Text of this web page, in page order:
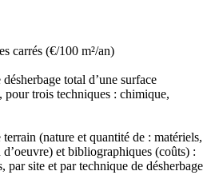
carrés (€/100 m²/an)
total d’une surface
pour trois techniques : chimique,
(nature et quantité de : matériels,
et bibliographiques (coûts) :
par site et par technique de désherbage